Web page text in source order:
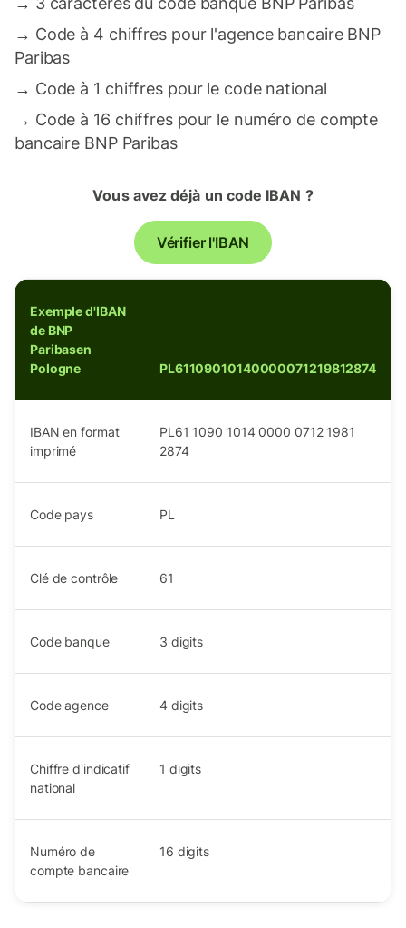
→ Code à 4 chiffres pour l'agence bancaire BNP
Paribas
→ Code à 1 chiffres pour le code national
→ Code à 16 chiffres pour le numéro de compte
bancaire BNP Paribas
Vous avez déjà un code IBAN ?
Vérifier l'IBAN
Exemple d'IBAN
de BNP
Paribasen
Pologne
PL61109010140000071219812874
IBAN en format
imprimé
PL61 1090 1014 0000 0712 1981
2874
Code pays PL
Clé de contrôle 61
Code banque 3 digits
Code agence 4 digits
Chiffre d'indicatif
national
1 digits
Numéro de
compte bancaire
16 digits